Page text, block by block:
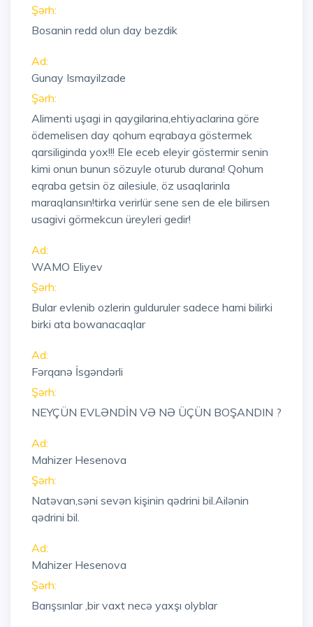
Şərh:
Bosanin redd olun day bezdik
Ad:
Gunay Ismayilzade
Şərh:
Alimenti uşagi in qaygilarina,ehtiyaclarina göre
ödemelisen day qohum eqrabaya göstermek
qarsiliginda yox!!! Ele eceb eleyir göstermir senin
kimi onun bunun sözuyle oturub durana! Qohum
eqraba getsin öz ailesiule, öz usaqlarinla
maraqlansın!tirka verirlür sene sen de ele bilirsen
usagivi görmekcun üreyleri gedir!
Ad:
WAMO Eliyev
Şərh:
Bular evlenib ozlerin gulduruler sadece hami bilirki
birki ata bowanacaqlar
Ad:
Fərqanə İsgəndərli
Şərh:
NEYÇÜN EVLƏNDİN VƏ NƏ ÜÇÜN BOŞANDIN ?
Ad:
Mahizer Hesenova
Şərh:
Natəvan,səni sevən kişinin qədrini bil.Ailənin
qədrini bil.
Ad:
Mahizer Hesenova
Şərh:
Barışsınlar ,bir vaxt necə yaxşı olyblar